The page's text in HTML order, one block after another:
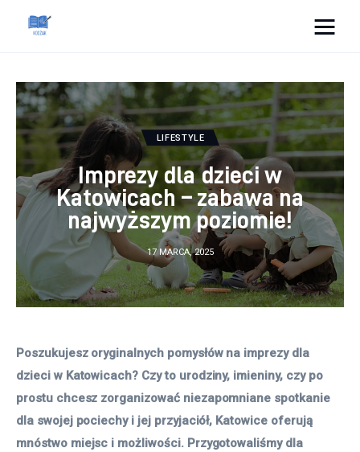
Dom i ogród
Zdrowie
Lifestyle
Uroda
Więcej
LIFESTYLE
Imprezy dla dzieci w
Katowicach – zabawa na
najwyższym poziomie!
17 MARCA, 2025
Poszukujesz oryginalnych pomysłów na imprezy dla
dzieci w Katowicach? Czy to urodziny, imieniny, czy po
prostu chcesz zorganizować niezapomniane spotkanie
dla swojej pociechy i jej przyjaciół, Katowice oferują
mnóstwo miejsc i możliwości. Przygotowaliśmy dla